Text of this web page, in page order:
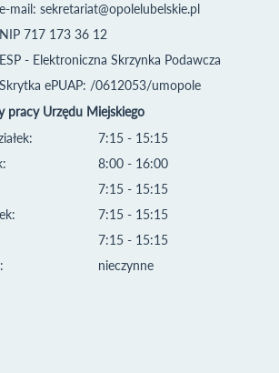
e-mail: sekretariat@opolelubelskie.pl
NIP 717 173 36 12
ESP - Elektroniczna Skrzynka Podawcza
Skrytka ePUAP: /0612053/umopole
pracy Urzędu Miejskiego
7:15 - 15:15
8:00 - 16:00
7:15 - 15:15
7:15 - 15:15
7:15 - 15:15
nieczynne